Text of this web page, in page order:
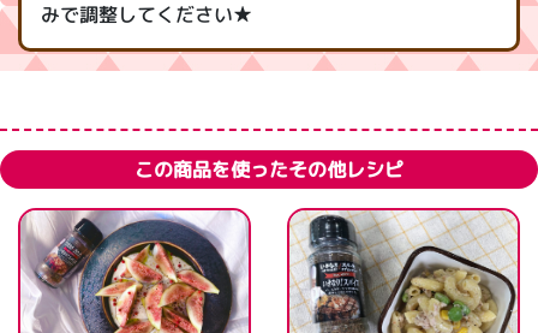
みで調整してください★
この商品を使ったその他レシピ